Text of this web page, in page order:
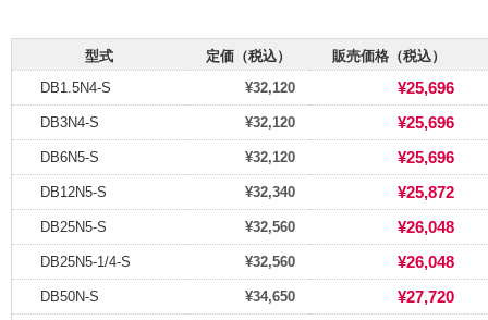
型式 定価（税込）
販売価格（税込）
DB1.5N4-S
¥32,120 ¥25,696
DB3N4-S ¥32,120 ¥25,696
DB6N5-S ¥32,120 ¥25,696
DB12N5-S ¥32,340 ¥25,872
DB25N5-S ¥32,560 ¥26,048
DB25N5-1/4-S ¥32,560 ¥26,048
DB50N-S ¥34,650 ¥27,720